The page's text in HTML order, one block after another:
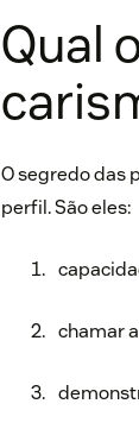
Qual
O segredo das
perfil. São eles:
chamar